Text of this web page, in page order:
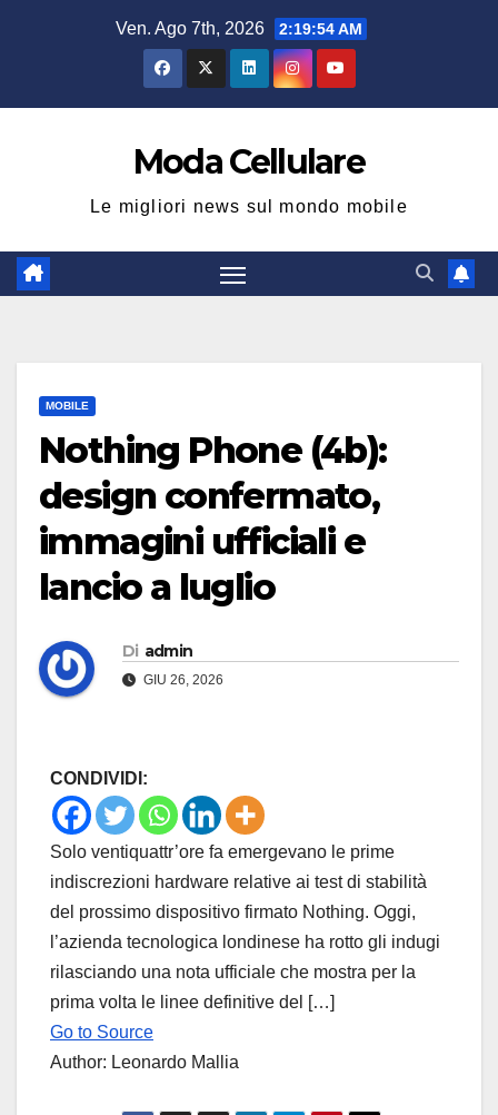
Ven. Ago 7th, 2026 2:19:55 AM
Moda Cellulare
Le migliori news sul mondo mobile
MOBILE
Nothing Phone (4b):
design confermato,
immagini ufficiali e
lancio a luglio
Di admin
GIU 26, 2026
CONDIVIDI:
Solo ventiquattr’ore fa emergevano le prime
indiscrezioni hardware relative ai test di stabilità
del prossimo dispositivo firmato Nothing. Oggi,
l’azienda tecnologica londinese ha rotto gli indugi
rilasciando una nota ufficiale che mostra per la
prima volta le linee definitive del […]
Go to Source
Author: Leonardo Mallia